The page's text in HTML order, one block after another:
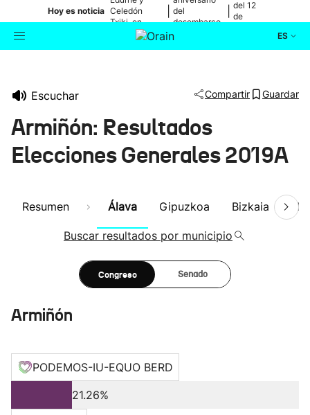
Hoy es noticia Celedón
Txiki, en
directo
del
desembarco
de Elkano
del 12
de
ES
Escuchar Compartir Guardar
Armiñón: Resultados
Elecciones Generales 2019A
Resumen Álava Gipuzkoa Bizkaia
Buscar resultados por municipio
Congreso Senado
Armiñón
PODEMOS-IU-EQUO BERD
21.26%